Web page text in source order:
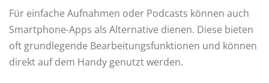
Für einfache Aufnahmen oder Podcasts können auch
Smartphone-Apps als Alternative dienen. Diese bieten
oft grundlegende Bearbeitungsfunktionen und können
direkt auf dem Handy genutzt werden.